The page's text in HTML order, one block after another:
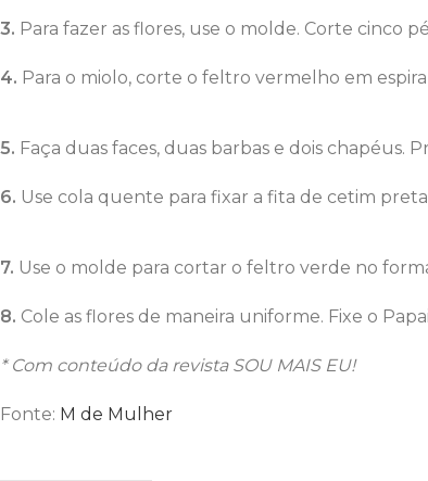
3. Para fazer as flores, use o molde. Corte cinco
4. Para o miolo, corte o feltro vermelho em
5. Faça duas faces, duas barbas e dois
6. Use cola quente para fixar a fita de cetim
7. Use o molde para cortar o feltro verde no
8. Cole as flores de maneira uniforme. Fixe o
* Com conteúdo da revista SOU MAIS EU!
Fonte: M de Mulher